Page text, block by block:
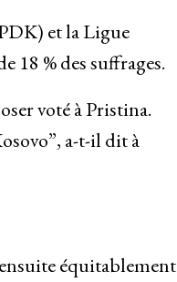
et la Ligue
% des suffrages.
voté à Pristina.
a-t-il dit à
équitablement